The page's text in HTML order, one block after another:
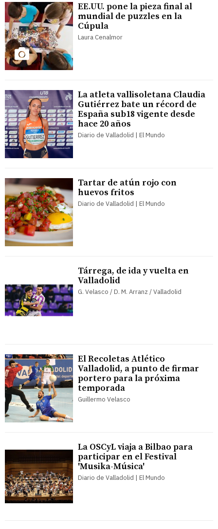
EE.UU. pone la pieza final al
mundial de puzzles en la
Cúpula
Laura Cenalmor
La atleta vallisoletana Claudia
Gutiérrez bate un récord de
España sub18 vigente desde
hace 20 años
Diario de Valladolid | El Mundo
Tartar de atún rojo con
huevos fritos
Diario de Valladolid | El Mundo
Tárrega, de ida y vuelta en
Valladolid
G. Velasco / D. M. Arranz / Valladolid
El Recoletas Atlético
Valladolid, a punto de firmar
portero para la próxima
temporada
Guillermo Velasco
La OSCyL viaja a Bilbao para
participar en el Festival
'Musika-Música'
Diario de Valladolid | El Mundo